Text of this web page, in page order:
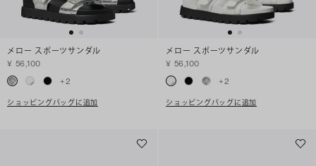
メロー スポーツサンダル
¥ 56,100
+2
ショッピングバッグに追加
メロー スポーツサンダル
¥ 56,100
+2
ショッピングバッグに追加